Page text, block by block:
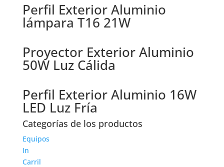
Perfil Exterior Aluminio
lámpara T16 21W
Proyector Exterior Aluminio
50W Luz Cálida
Perfil Exterior Aluminio 16W
LED Luz Fría
Categorías de los productos
Equipos
In
Carril